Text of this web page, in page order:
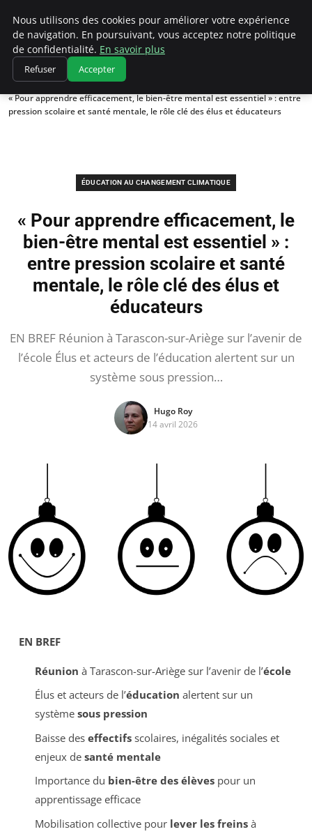
Climatedebtagents
Accueil
Éducation au changement climatique
« Pour apprendre efficacement, le bien-être mental est essentiel » : entre
pression scolaire et santé mentale, le rôle clé des élus et éducateurs
ÉDUCATION AU CHANGEMENT CLIMATIQUE
« Pour apprendre efficacement, le
bien-être mental est essentiel » :
entre pression scolaire et santé
mentale, le rôle clé des élus et
éducateurs
EN BREF Réunion à Tarascon-sur-Ariège sur l’avenir de
l’école Élus et acteurs de l’éducation alertent sur un
système sous pression…
Hugo Roy
14 avril 2026
EN BREF
Réunion à Tarascon-sur-Ariège sur l’avenir de l’école
Élus et acteurs de l’éducation alertent sur un
système sous pression
Baisse des effectifsscolaires, inégalités sociales et
enjeux de santé mentale
Importance du bien-être des élèvespour un
apprentissage efficace
Mobilisation collective pour lever les freinsà
Nous utilisons des cookies pour améliorer votre expérience
de navigation. En poursuivant, vous acceptez notre politique
de confidentialité. En savoir plus
Refuser Accepter